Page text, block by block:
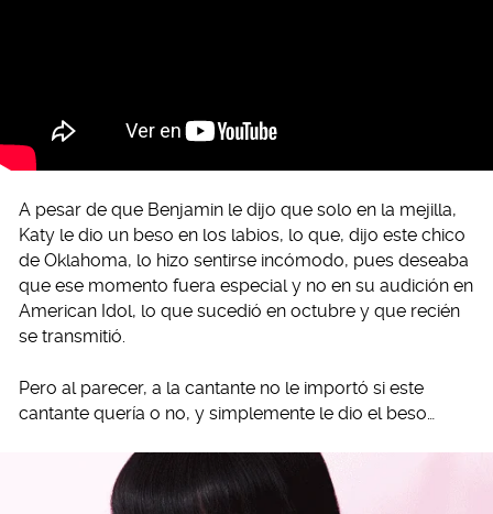
A pesar de que Benjamin le dijo que solo en la mejilla,
Katy le dio un beso en los labios, lo que, dijo este chico
de Oklahoma, lo hizo sentirse incómodo, pues deseaba
que ese momento fuera especial y no en su audición en
American Idol, lo que sucedió en octubre y que recién
se transmitió.
Pero al parecer, a la cantante no le importó si este
cantante quería o no, y simplemente le dio el beso…